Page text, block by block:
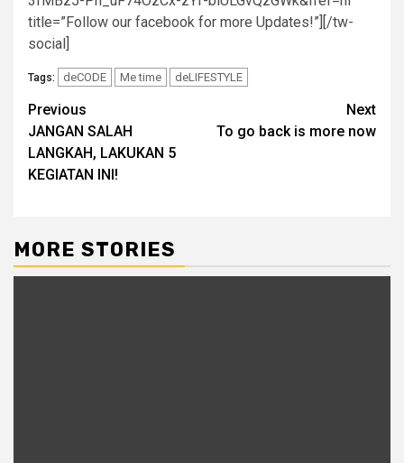
title=”Follow our facebook for more Updates!”][/tw-
social]
Tags: deCODE Me time deLIFESTYLE
Post
navigation
Previous
JANGAN SALAH
LANGKAH, LAKUKAN 5
KEGIATAN INI!
Next
To go back is more now
MORE STORIES